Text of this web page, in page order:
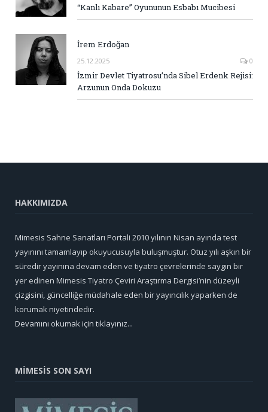
“Kanlı Kabare” Oyununun Esbabı Mucibesi
İrem Erdoğan
25.12.2025 0
İzmir Devlet Tiyatrosu’nda Sibel Erdenk Rejisi:
Arzunun Onda Dokuzu
HAKKIMIZDA
Mimesis Sahne Sanatları Portali 2010 yılının Nisan ayında test
yayınını tamamlayıp okuyucusuyla buluşmuştur. Otuz yılı aşkın bir
süredir yayınına devam eden ve tiyatro çevrelerinde saygın bir
yer edinen Mimesis Tiyatro Çeviri Araştırma Dergisi’nin düzeyli
çizgisini, güncelliğe müdahale eden bir yayıncılık yaparken de
korumak niyetindedir.
Devamını okumak için tıklayınız...
MİMESİS SON SAYI